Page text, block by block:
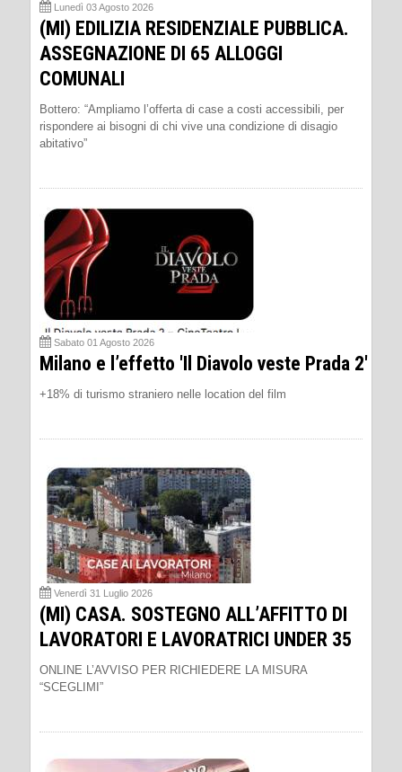
Lunedì 03 Agosto 2026
(MI) EDILIZIA RESIDENZIALE PUBBLICA.
ASSEGNAZIONE DI 65 ALLOGGI
COMUNALI
Bottero: “Ampliamo l’offerta di case a costi accessibili, per
rispondere ai bisogni di chi vive una condizione di disagio
abitativo”
Sabato 01 Agosto 2026
Milano e l’effetto 'Il Diavolo veste Prada 2'
+18% di turismo straniero nelle location del film
Venerdì 31 Luglio 2026
(MI) CASA. SOSTEGNO ALL’AFFITTO DI
LAVORATORI E LAVORATRICI UNDER 35
ONLINE L’AVVISO PER RICHIEDERE LA MISURA
“SCEGLIMI”